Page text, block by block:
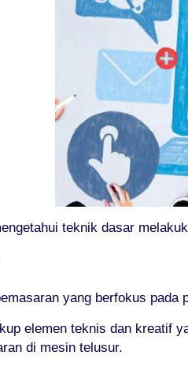
teknik dasar
yang berfokus
elemen teknis dan kreatif
di mesin telusur.